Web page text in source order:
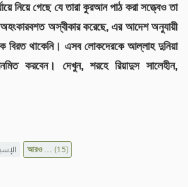
নিয়ে গেছে যে তারা কুরআন পাঠ করা সত্ত্বেও তা
অস্বীকার করেছে, এর আদেশ অনুযায়ী
বিরত থাকেনি। এসব লোকদেরকে আল্লাহ দুনিয়া
করবেন। দেখুন, শরহে রিয়াদুস সালেহীন,
আরও ...(15)